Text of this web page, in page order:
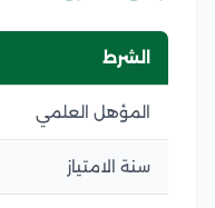
الشرط
المؤهل العلمي
سنة الامتياز